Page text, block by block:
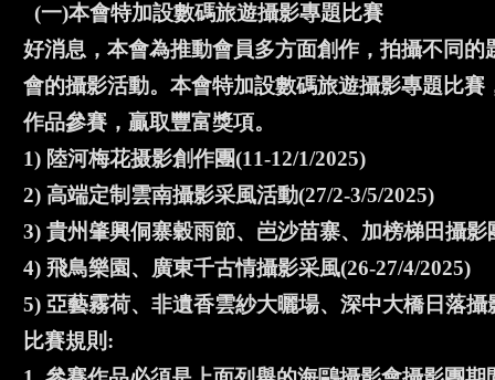
(一)本會特加設數碼旅遊攝影專題比賽
好消息，本會為推動會員多方面創作，拍攝不同
會的攝影活動。本會特加設數碼旅遊攝影專題比
作品參賽，贏取豐富獎項。
1) 陸河梅花摄影創作團(11-12/1/2025)
2) 高端定制雲南攝影采風活動(27/2-3/5/2025)
3) 貴州肇興侗寨穀雨節、岜沙苗寨、加榜梯田攝影
4) 飛鳥樂園、廣東千古情攝影采風(26-27/4/2025)
5) 亞藝霧荷、非遺香雲紗大曬場、深中大橋日落攝
比賽規則: